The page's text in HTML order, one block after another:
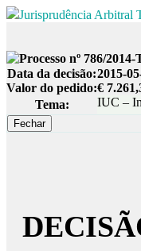
Jurisprudência Arbitral
Processo nº 786/2014-
Data da decisão:2015-
Valor do pedido:€
Tema:
IUC –